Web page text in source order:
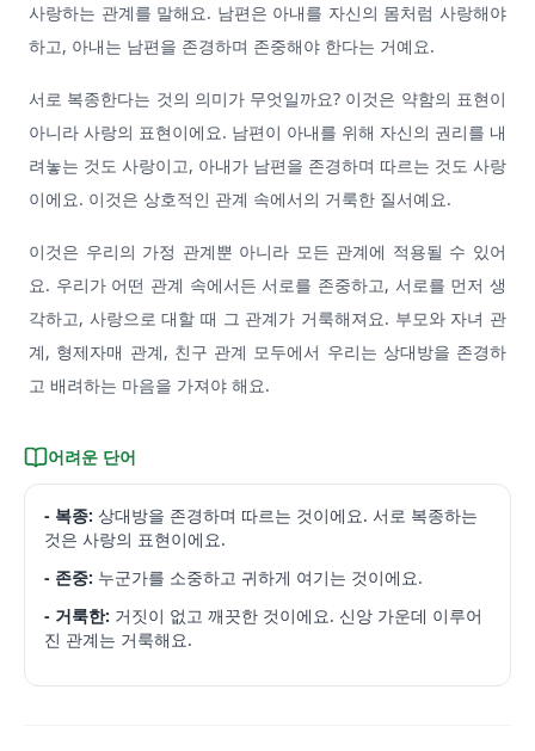
사랑하는 관계를 말해요. 남편은 아내를 자신의 몸처럼 사랑해야
하고, 아내는 남편을 존경하며 존중해야 한다는 거예요.
서로 복종한다는 것의 의미가 무엇일까요? 이것은 약함의 표현이
아니라 사랑의 표현이에요. 남편이 아내를 위해 자신의 권리를 내
려놓는 것도 사랑이고, 아내가 남편을 존경하며 따르는 것도 사랑
이에요. 이것은 상호적인 관계 속에서의 거룩한 질서예요.
이것은 우리의 가정 관계뿐 아니라 모든 관계에 적용될 수 있어
요. 우리가 어떤 관계 속에서든 서로를 존중하고, 서로를 먼저 생
각하고, 사랑으로 대할 때 그 관계가 거룩해져요. 부모와 자녀 관
계, 형제자매 관계, 친구 관계 모두에서 우리는 상대방을 존경하
고 배려하는 마음을 가져야 해요.
어려운 단어
- 복종: 상대방을 존경하며 따르는 것이에요. 서로 복종하는
것은 사랑의 표현이에요.
- 존중: 누군가를 소중하고 귀하게 여기는 것이에요.
- 거룩한: 거짓이 없고 깨끗한 것이에요. 신앙 가운데 이루어
진 관계는 거룩해요.